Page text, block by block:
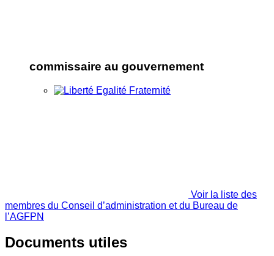
commissaire au gouvernement
Voir la liste des
membres du Conseil d’administration et du Bureau de
l’AGFPN
Documents utiles